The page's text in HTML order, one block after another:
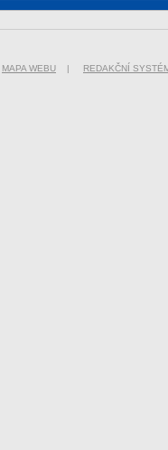
MAPA WEBU | REDAKČNÍ